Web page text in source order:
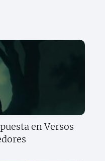
en Versos